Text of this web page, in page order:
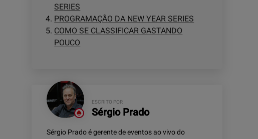
SERIES
PROGRAMAÇÃO DA NEW YEAR SERIES
COMO SE CLASSIFICAR GASTANDO
POUCO
ESCRITO POR
Sérgio Prado
Sérgio Prado é gerente de eventos ao vivo do